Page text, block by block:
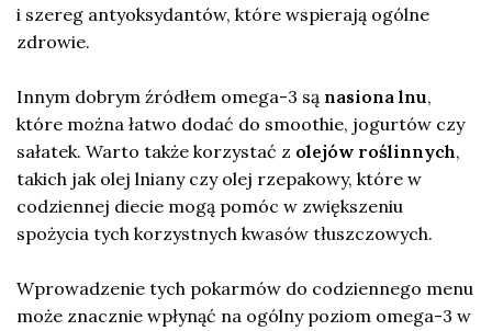
i szereg antyoksydantów, które wspierają ogólne
zdrowie.
Innym dobrym źródłem omega-3 są nasiona lnu,
które można łatwo dodać do smoothie, jogurtów czy
sałatek. Warto także korzystać z olejów roślinnych,
takich jak olej lniany czy olej rzepakowy, które w
codziennej diecie mogą pomóc w zwiększeniu
spożycia tych korzystnych kwasów tłuszczowych.
Wprowadzenie tych pokarmów do codziennego menu
może znacznie wpłynąć na ogólny poziom omega-3 w